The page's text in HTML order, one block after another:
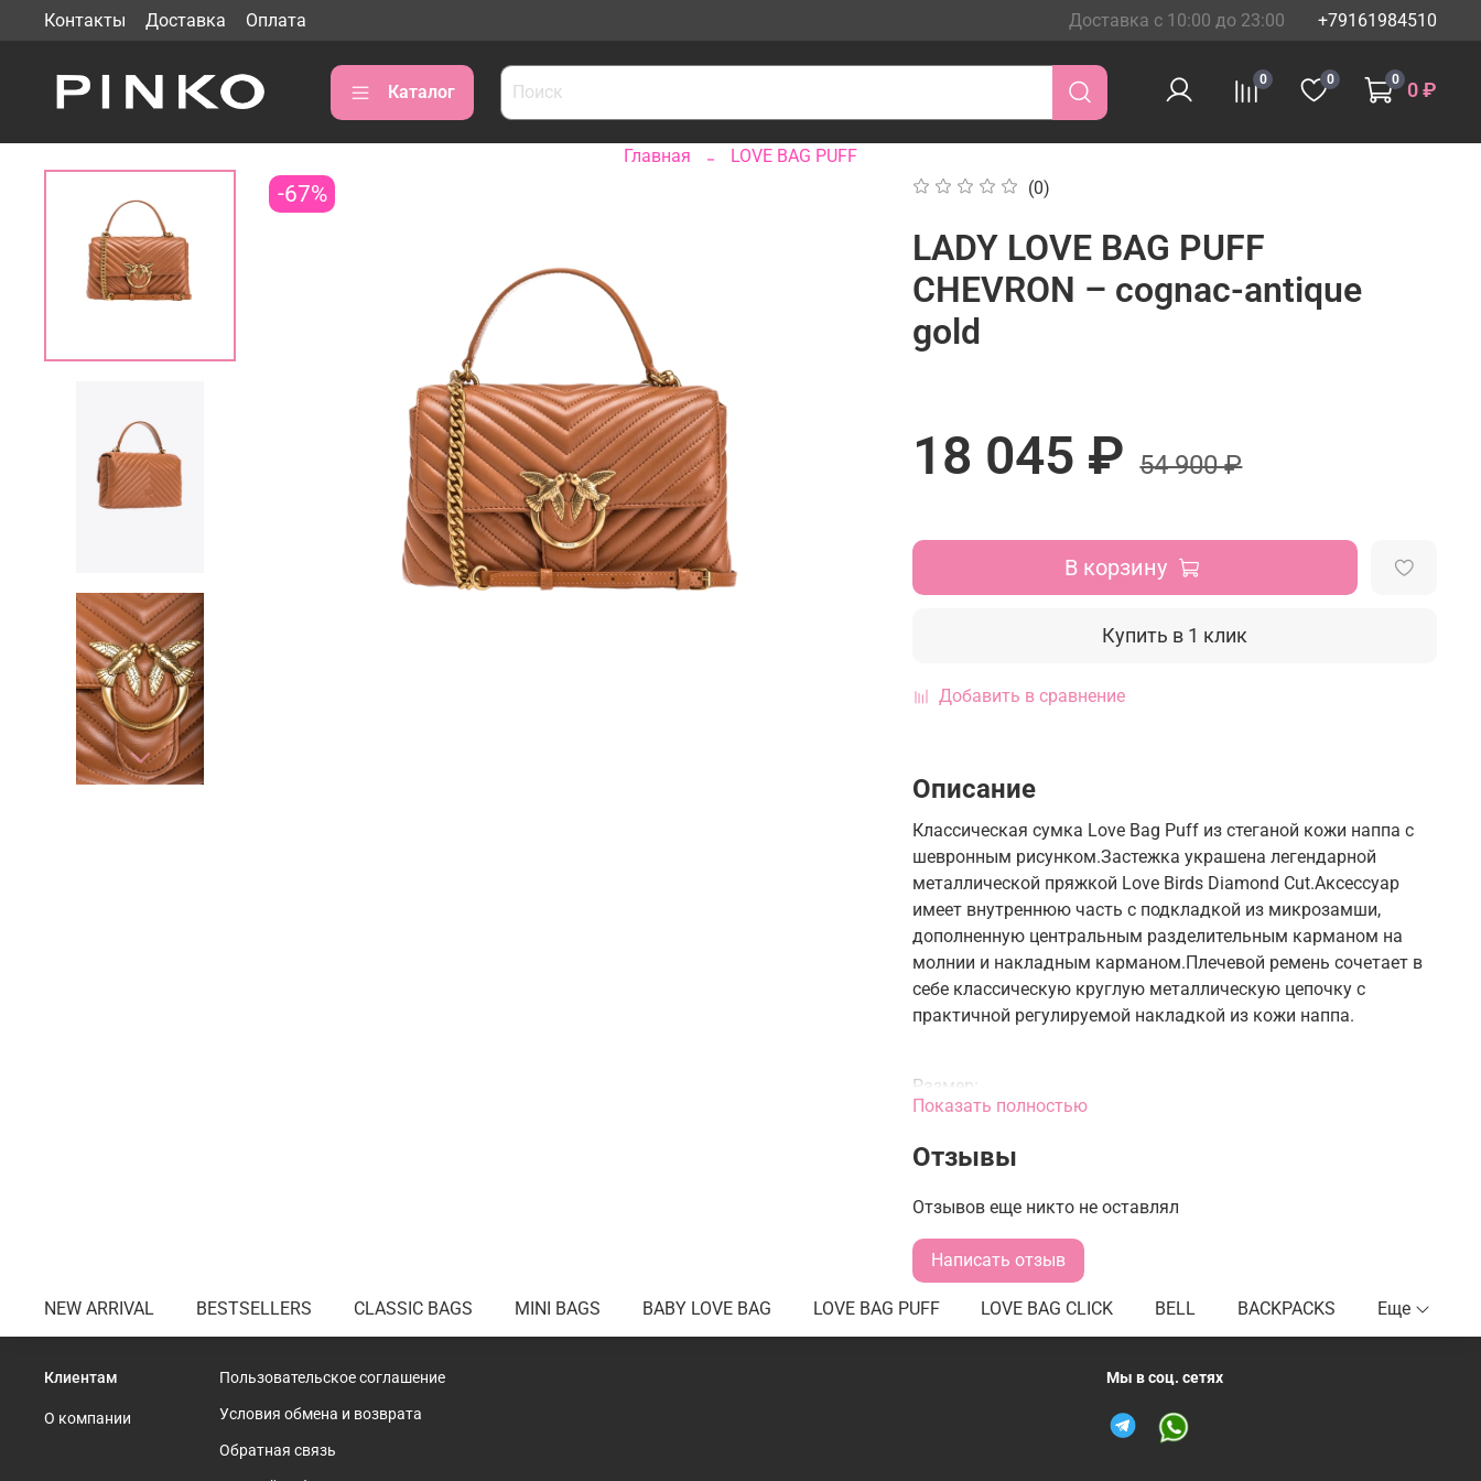
Контакты Доставка Оплата Доставка с 10:00 до 23:00 +79161984510
Каталог
0 0 0 0 ₽
Главная LOVE BAG PUFF
-67% (0)
LADY LOVE BAG PUFF
CHEVRON – cognac-antique
gold
18 045 ₽ 54 900 ₽
В корзину
Купить в 1 клик
Добавить в сравнение
Описание
Классическая сумка Love Bag Puff из стеганой кожи наппа с
шевронным рисунком.Застежка украшена легендарной
металлической пряжкой Love Birds Diamond Cut.Аксессуар
имеет внутреннюю часть с подкладкой из микрозамши,
дополненную центральным разделительным карманом на
молнии и накладным карманом.Плечевой ремень сочетает в
себе классическую круглую металлическую цепочку с
практичной регулируемой накладкой из кожи наппа.
Размер:
Ширина: 7 см
Показать полностью
Отзывы
Отзывов еще никто не оставлял
Написать отзыв
NEW ARRIVAL BESTSELLERS CLASSIC BAGS MINI BAGS BABY LOVE BAG LOVE BAG PUFF LOVE BAG CLICK BELL BACKPACKS Еще
Клиентам
О компании
Пользовательское соглашение
Условия обмена и возврата
Обратная связь
Мы в соц. сетях